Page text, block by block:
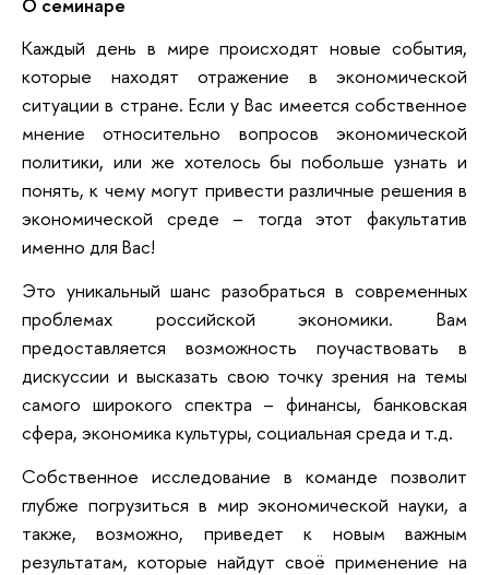
Каждый день в мире происходят новые события,
которые находят отражение в экономической
ситуации в стране. Если у Вас имеется собственное
мнение относительно вопросов экономической
политики, или же хотелось бы побольше узнать и
понять, к чему могут привести различные решения в
экономической среде – тогда этот факультатив
именно для Вас!
Это уникальный шанс разобраться в современных
проблемах российской экономики. Вам
предоставляется возможность поучаствовать в
дискуссии и высказать свою точку зрения на темы
самого широкого спектра – финансы, банковская
сфера, экономика культуры, социальная среда и т.д.
Собственное исследование в команде позволит
глубже погрузиться в мир экономической науки, а
также, возможно, приведет к новым важным
результатам, которые найдут своё применение на